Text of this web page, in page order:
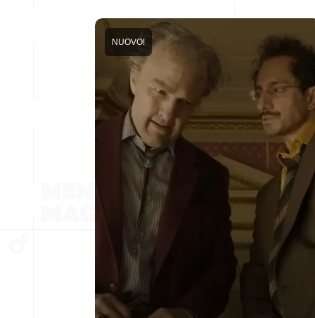
NUOVO!